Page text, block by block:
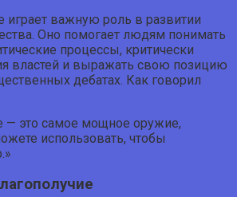
играет важную роль в развитии
Оно помогает людям понимать
процессы, критически
властей и выражать свою позицию
дебатах. Как говорил
— это самое мощное оружие,
использовать, чтобы